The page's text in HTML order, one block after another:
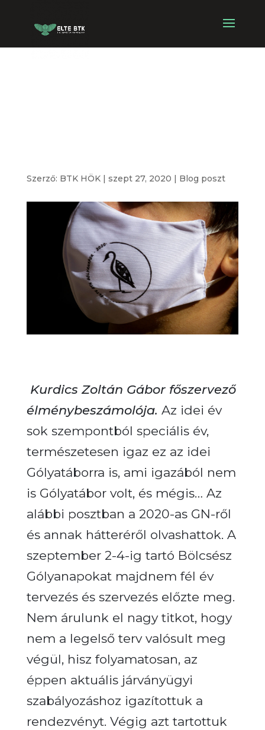
Szerző: BTK HÖK| szept 27, 2020 | Blog poszt
Kurdics Zoltán Gábor főszervező
élménybeszámolója. Az idei év
sok szempontból speciális év,
természetesen igaz ez az idei
Gólyatáborra is, ami igazából nem
is Gólyatábor volt, és mégis… Az
alábbi posztban a 2020-as GN-ről
és annak hátteréről olvashattok. A
szeptember 2-4-ig tartó Bölcsész
Gólyanapokat majdnem fél év
tervezés és szervezés előzte meg.
Nem árulunk el nagy titkot, hogy
nem a legelső terv valósult meg
végül, hisz folyamatosan, az
éppen aktuális járványügyi
szabályozáshoz igazítottuk a
rendezvényt. Végig azt tartottuk